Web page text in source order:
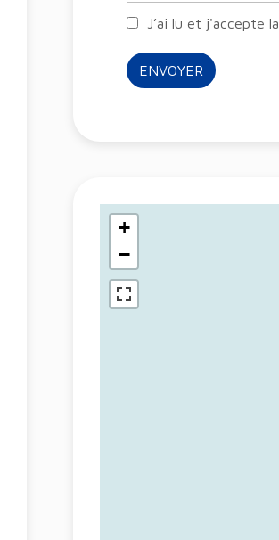
J’ai lu et j'accepte la
ENVOYER
+
−